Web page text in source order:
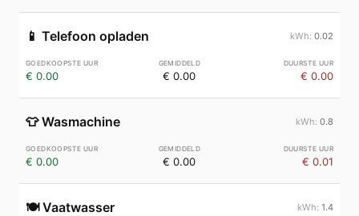
📱 Telefoon opladen 0.02
€ 0.00 € 0.00 € 0.00
👕 Wasmachine 0.8
€ 0.00 € 0.00 € 0.01
🍽️ Vaatwasser 1.4